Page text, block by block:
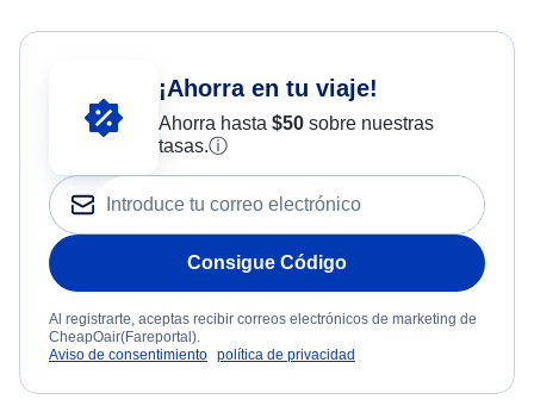
¡Ahorra en tu viaje!
Ahorra hasta $50sobre nuestras
tasas.ⓘ
Consigue Código
Al registrarte, aceptas recibir correos electrónicos de marketing de
CheapOair(Fareportal).
Aviso de consentimiento política de privacidad